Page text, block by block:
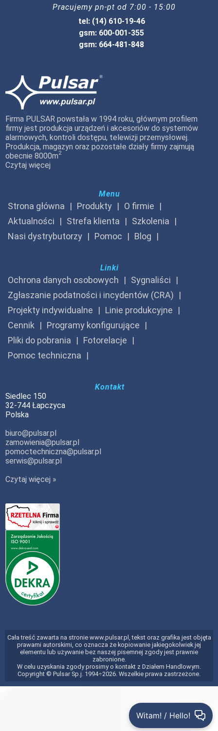
Pracujemy pn-pt od 7:00 - 15:00
tel: (14) 610-19-46
gsm: 600-001-355
gsm: 664-481-848
Firma PULSAR powstała w 1994 roku, głównym profilem
firmy jest produkcja urządzeń i akcesoriów do systemów
alarmowych, kontroli dostępu, telewizji przemysłowej.
Produkcja, magazyn oraz pozostałe działy firmy zajmują
obecnie 8000m2
Czytaj więcej
Menu
Strona główna Produkty
O firmie
Aktualności
Strefa klienta
Szkolenia
Nasi dystrybutorzy
Pomoc Blog
Linki
Ochrona danych osobowych
Sygnaliści
Zgłaszanie podatności i incydentów (CRA)
Projekty indywidualne
Linie produkcyjne
Cennik
Programy konfigurujące
Pliki do pobrania
Fotorelacje
Pomoc techniczna
Kontakt
Siedlec 150
32-744 Łapczyca
Polska
biuro@pulsar.pl
zamowienia@pulsar.pl
pomoctechniczna@pulsar.pl
serwis@pulsar.pl
Czytaj więcej »
Cała treść zawarta na stronie www.pulsar.pl, tekst oraz grafika jest objęta
prawami autorskimi, co oznacza że kopiowanie jakiegokolwiek jej
elementu lub używanie bez naszej pisemnej zgody jest prawnie
zabronione.
W celu uzyskania zgody prosimy o kontakt z Działem Handlowym.
Copyright © Pulsar Sp.j. 1994÷2026. Wszelkie prawa zastrzeżone.
Witam! / Hello!